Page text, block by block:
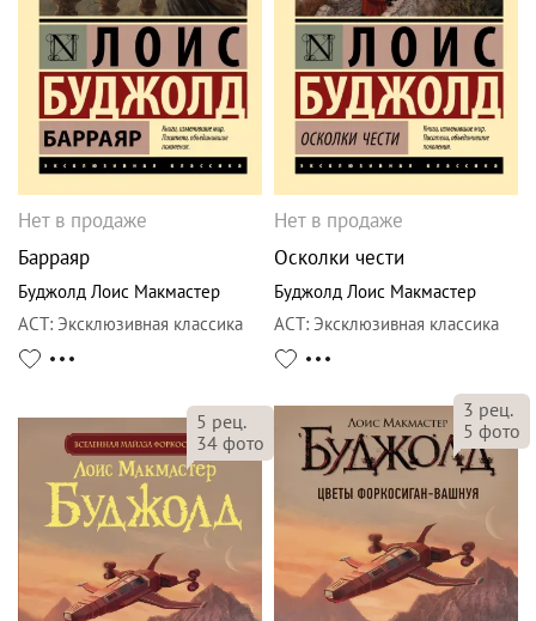
Нет в продаже
Барраяр
Буджолд Лоис Макмастер
АСТ: Эксклюзивная классика
Нет в продаже
Осколки чести
Буджолд Лоис Макмастер
АСТ: Эксклюзивная классика
5 рец.
34 фото
3 рец.
5 фото